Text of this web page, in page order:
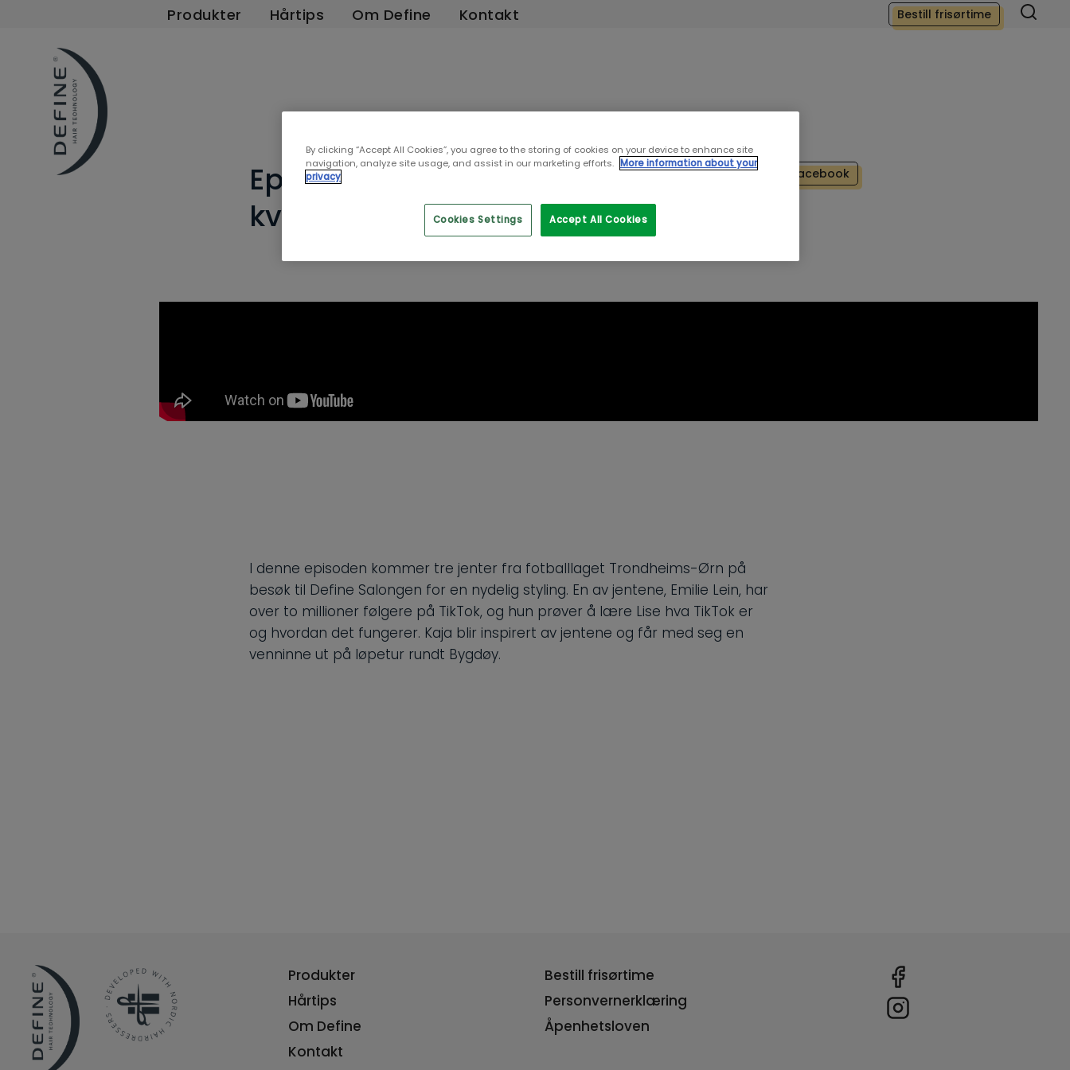
Produkter Hårtips Om Define Kontakt Bestill frisørtime
Episode 6: TikTok, styling &
kvinnefotball
Del på facebook
I denne episoden kommer tre jenter fra fotballlaget Trondheims-Ørn på
besøk til Define Salongen for en nydelig styling. En av jentene, Emilie Lein, har
over to millioner følgere på TikTok, og hun prøver å lære Lise hva TikTok er
og hvordan det fungerer. Kaja blir inspirert av jentene og får med seg en
venninne ut på løpetur rundt Bygdøy.
Produkter
Hårtips
Om Define
Kontakt
Bestill frisørtime
Personvernerklæring
Åpenhetsloven
By clicking “Accept All Cookies”, you agree to the storing of cookies on your device to enhance site
navigation, analyze site usage, and assist in our marketing efforts. More information about your
privacy
Cookies Settings Accept All Cookies